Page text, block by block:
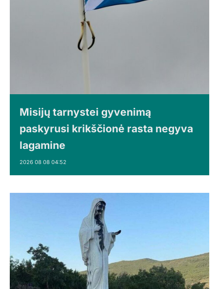
Misijų tarnystei gyvenimą
paskyrusi krikščionė rasta negyva
lagamine
2026 08 08 04:52